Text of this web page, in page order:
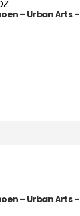
– Urban Arts
– Urban Arts